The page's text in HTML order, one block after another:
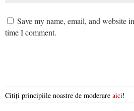
Save my name, email, and website
time I comment.
Citiți principiile noastre de moderare aici!